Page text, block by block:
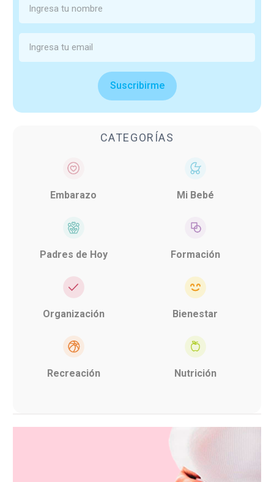
Suscribirme
CATEGORÍAS
Embarazo Mi Bebé
Padres de Hoy Formación
Organización Bienestar
Recreación Nutrición